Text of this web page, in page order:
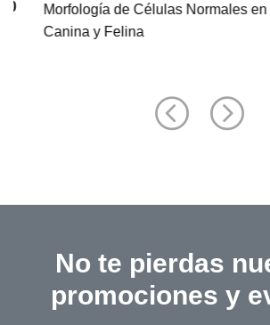
Morfología de Células Normales en
Canina y Felina
No te pierdas
promociones y